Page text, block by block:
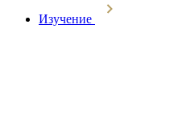
Изучение